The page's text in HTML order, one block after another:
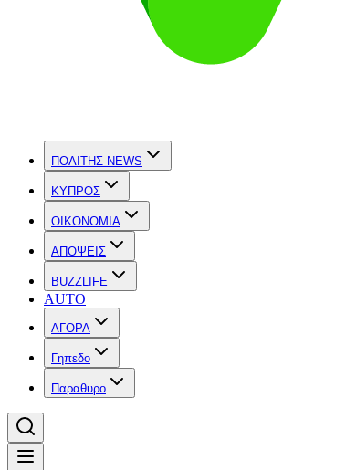
ΠΟΛΙΤΗΣ NEWS
ΚΥΠΡΟΣ
OIKONOMIA
ΑΠΟΨΕΙΣ
BUZZLIFE
AUTO
ΑΓΟΡΑ
Γηπεδο
Παραθυρο